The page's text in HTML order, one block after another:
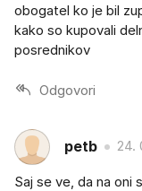
obogatel ko je bil
kako so kupovali
posrednikov
Odgovori
petb 24.
Saj se ve, da na oni